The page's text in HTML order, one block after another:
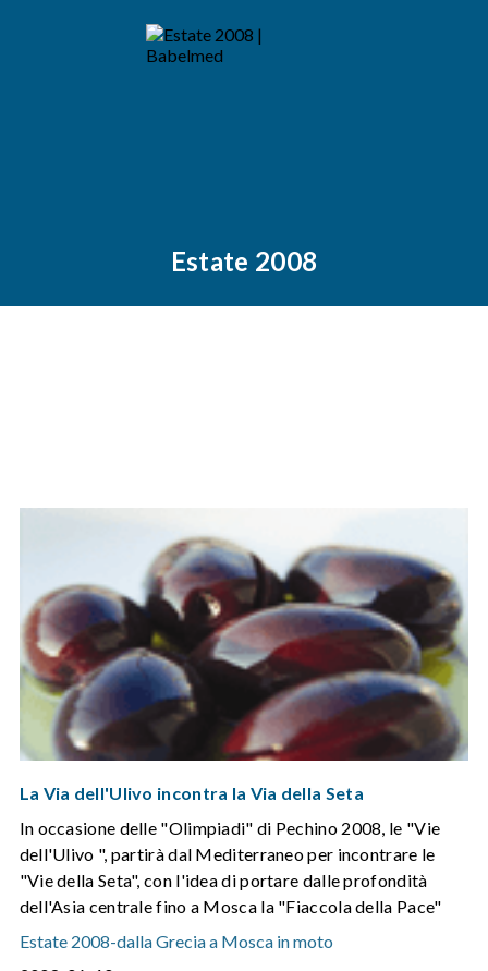
Estate 2008
La Via dell'Ulivo incontra la Via della Seta
In occasione delle "Olimpiadi" di Pechino 2008, le "Vie
dell'Ulivo ", partirà dal Mediterraneo per incontrare le
"Vie della Seta", con l'idea di portare dalle profondità
dell'Asia centrale fino a Mosca la "Fiaccola della Pace"
Estate 2008-dalla Grecia a Mosca in moto